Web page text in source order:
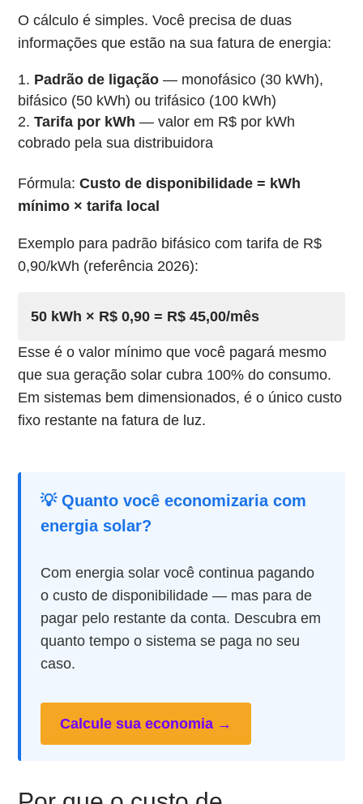
O cálculo é simples. Você precisa de duas
informações que estão na sua fatura de energia:
Padrão de ligação — monofásico (30 kWh),
bifásico (50 kWh) ou trifásico (100 kWh)
Tarifa por kWh — valor em R$ por kWh
cobrado pela sua distribuidora
Fórmula:Custo de disponibilidade = kWh
mínimo × tarifa local
Exemplo para padrão bifásico com tarifa de R$
0,90/kWh (referência 2026):
50 kWh × R$ 0,90 = R$ 45,00/mês
Esse é o valor mínimo que você pagará mesmo
que sua geração solar cubra 100% do consumo.
Em sistemas bem dimensionados, é o único custo
fixo restante na fatura de luz.
💡 Quanto você economizaria com
energia solar?
Com energia solar você continua pagando
o custo de disponibilidade — mas para de
pagar pelo restante da conta. Descubra em
quanto tempo o sistema se paga no seu
caso.
Calcule sua economia →